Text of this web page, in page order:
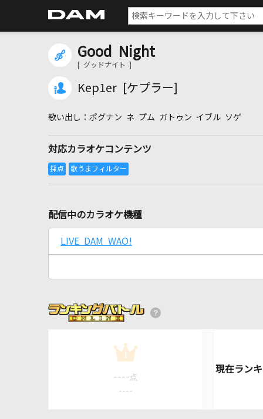
Good Night
[ グッドナイト ]
Kep1er [ケプラー]
ポグナン ネ プム ガトゥン イブル ソゲ
対応カラオケコンテンツ
配信中のカラオケ機種
LIVE DAM WAO!
1
---- 点
----